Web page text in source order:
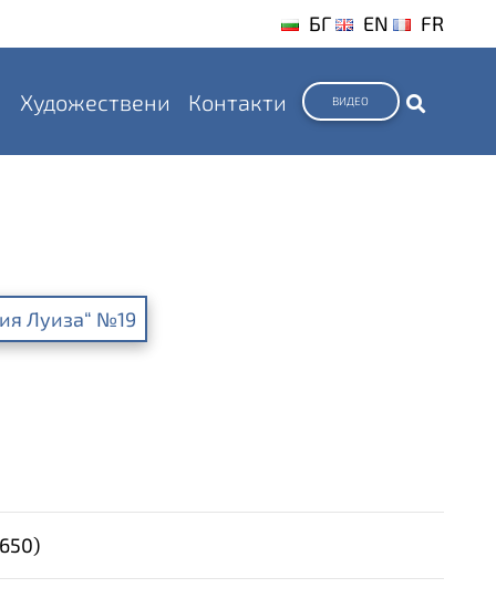
БГ EN FR
Художествени Контакти ВИДЕО
Луиза“ №19
)